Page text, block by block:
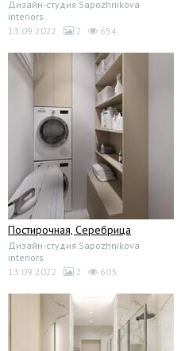
Дизайн-студия Sapozhnikova
interiors
13.09.2022
2 654
Постирочная, Серебрица
Дизайн-студия Sapozhnikova
interiors
13.09.2022
2 603